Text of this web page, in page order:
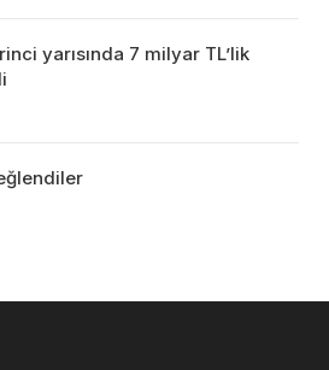
yarısında 7 milyar TL’lik